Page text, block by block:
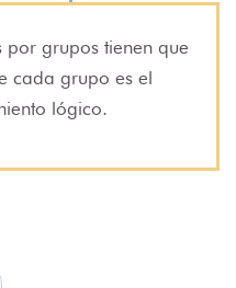
por grupos tienen que
cada grupo es el
lógico.